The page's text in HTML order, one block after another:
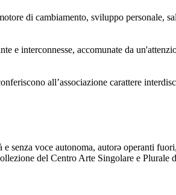
di cambiamento, sviluppo personale,
e interconnesse, accomunate da
all’associazione carattere
senza voce autonoma, autorə operanti
del Centro Arte Singolare e Plurale